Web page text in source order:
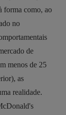
forma como, ao
no
de
menos de 25
as
realidade.